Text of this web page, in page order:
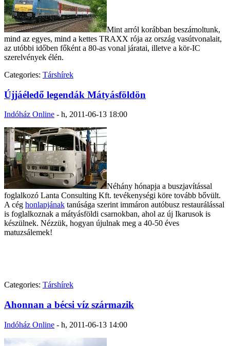
Mint arról korábban beszámoltunk,
mind az egyes, mind a kettes TRAXX rója az ország vasútvonalait,
az utóbbi időben főként a 80-as vonal járatai, illetve a kör-IC
szerelvények élén.
Categories: Társhírek
Újjáéledő legendák Mátyásföldön
Indóház Online - h, 2011-06-13 18:00
Néhány hónapja a buszjavítással
foglalkozó Lanta Consulting Kft. tevékenységi köre tovább bővült.
A cég honlapjának tanúsága szerint immáron autóbusz restaurálással
is foglalkoznak a mátyásföldi csarnokban, ahol az új Ikarusok is
készülnek. Nézzük, hogyan újulnak meg a 40-50 éves
matuzsálemek!
Categories: Társhírek
Ahonnan a bécsi víz származik
Indóház Online - h, 2011-06-13 14:00